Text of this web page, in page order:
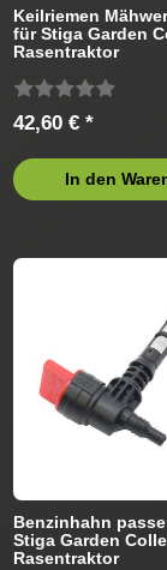
Keilriemen
für Stiga Garden
Rasentraktor
42,60 € *
In den
Benzinhahn
Stiga Garden
Rasentraktor